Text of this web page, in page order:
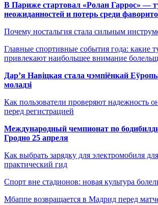
В Париже стартовал «Ролан Гаррос» —
неожиданностей и потерь среди
Почему ностальгия стала сильным
Главные спортивные события года: какие
привлекают наибольшее внимание
Дар’я Навіцкая стала чэмпіёнкай
моладзі
Как пользователи проверяют надежность
перед регистрацией
Международный чемпионат по
Гродно 25 апреля
Как выбрать зарядку для электромобиля
практический гид
Спорт вне стадионов: новая культура
Мбаппе возвращается в Мадрид перед